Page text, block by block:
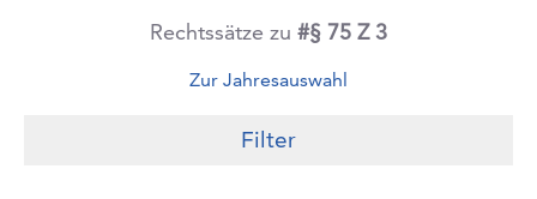
Rechtssätze zu #§ 75 Z 3
Zur Jahresauswahl
Filter